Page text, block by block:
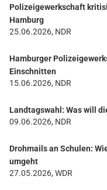
Polizeigewerkschaft
Hamburg
25.06.2026, NDR
Hamburger
Einschnitten
15.06.2026, NDR
Landtagswahl: Was will
09.06.2026, NDR
Drohmails an Schulen:
umgeht
27.05.2026, WDR